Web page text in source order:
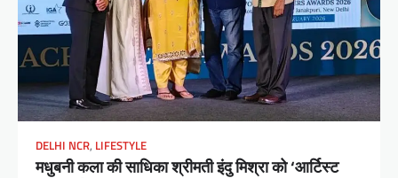
DELHI NCR, LIFESTYLE
मधुबनी कला की साधिका श्रीमती इंदु मिश्रा को ‘आर्टिस्ट